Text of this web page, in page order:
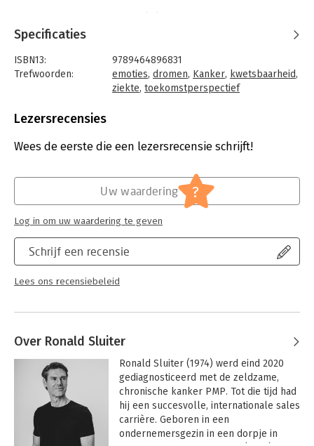
Verbluffend hoe Ronald met humor blijft zoeken naar
oplossingen. Een transformatieverhaal naar een nieuwe
identiteit en een nieuwe manier van (zinvol) leven. Lessen uit
zijn jeugd, studie en werk komen nu van pas. Gefascineerd
kruip je in het hoofd van Ronald.
Een indrukwekkend, pragmatisch boek dat hoop en inspiratie
biedt. Een must-read voor iedereen die geïnteresseerd is in
persoonlijke ontwikkeling en levenslessen. Wees bereid om
geraakt te worden.
Specificaties
ISBN13:
9789464896831
Trefwoorden:
emoties, dromen, Kanker, kwetsbaarheid,
ziekte, toekomstperspectief
Bindwijze:
Uitgever:
Boekscout
Hoofdrubriek: Mens en maatschappij
Lezersrecensies
Wees de eerste die een lezersrecensie schrijft!
Schrijf een recensie
Lees ons recensiebeleid
Uw waardering ?
Log in om uw waardering te geven
Over Ronald Sluiter
Ronald Sluiter (1974) werd eind 2020
gediagnosticeerd met de zeldzame,
chronische kanker PMP. Tot die tijd had
hij een succesvolle, internationale sales
carrière. Geboren in een
ondernemersgezin in een dorpje in